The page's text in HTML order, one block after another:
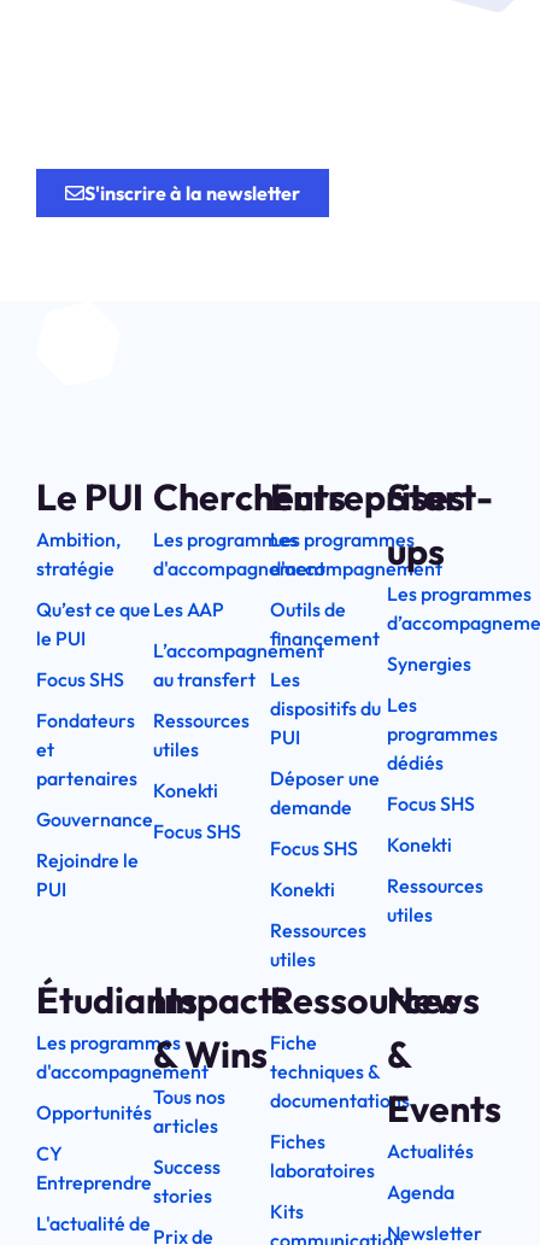
S'inscrire à la newsletter
Le PUI
Ambition,
stratégie
Qu’est ce que
le PUI
Focus SHS
Fondateurs
et
partenaires
Gouvernance
Rejoindre le
PUI
Chercheurs
Les programmes
d'accompagnement
Les AAP
L’accompagnement
au transfert
Ressources
utiles
Konekti
Focus SHS
Entreprises
Les programmes
d'accompagnement
Outils de
financement
Les
dispositifs du
PUI
Déposer une
demande
Focus SHS
Konekti
Ressources
utiles
Start-
ups
Les programmes
Synergies
Les
programmes
dédiés
Focus SHS
Konekti
Ressources
utiles
Étudiants
Les programmes
d'accompagnement
Opportunités
CY
Entreprendre
L'actualité de
Impacts
& Wins
Tous nos
articles
Success
stories
Prix de
Ressources
Fiche
techniques &
documentations
Fiches
laboratoires
Kits
News
&
Events
Actualités
Agenda
Newsletter